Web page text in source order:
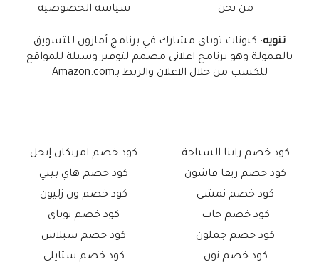
من نحن
سياسة الخصوصية
تنويه: كبونات توباى مشارك في برنامج أمازون للتسويق
بالعمولة وهو برنامج اعلاني مصمم لتوفير وسيلة للمواقع
للكسب من خلال الاعلان والربط بـAmazon.com
كود خصم راينا السياحة
كود خصم ريفا فاشون
كود خصم نمشى
كود خصم جاب
كود خصم جملون
كود خصم نون
كود خصم امريكان إيجل
كود خصم هاي بيبي
كود خصم ون زليون
كود خصم يوباى
كود خصم سبلاش
كود خصم ستايلى